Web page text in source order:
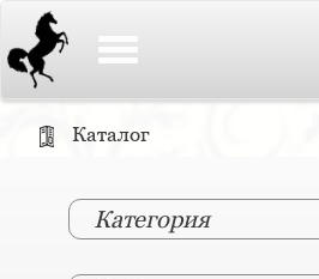
Каталог
Категория